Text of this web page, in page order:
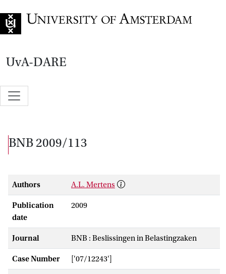
UvA-DARE
BNB 2009/113
Authors A.L. Mertens
Publication
date
2009
Journal BNB : Beslissingen in Belastingzaken
Case Number ['07/12243']